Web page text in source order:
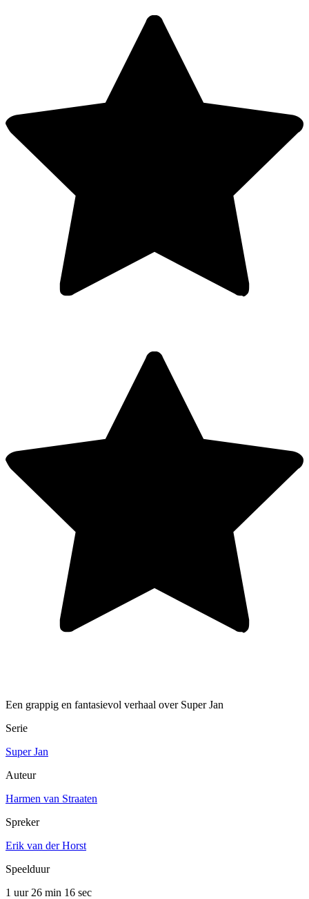
Een grappig en fantasievol verhaal over Super Jan
Serie
Super Jan
Auteur
Harmen van Straaten
Spreker
Erik van der Horst
Speelduur
1 uur 26 min 16 sec